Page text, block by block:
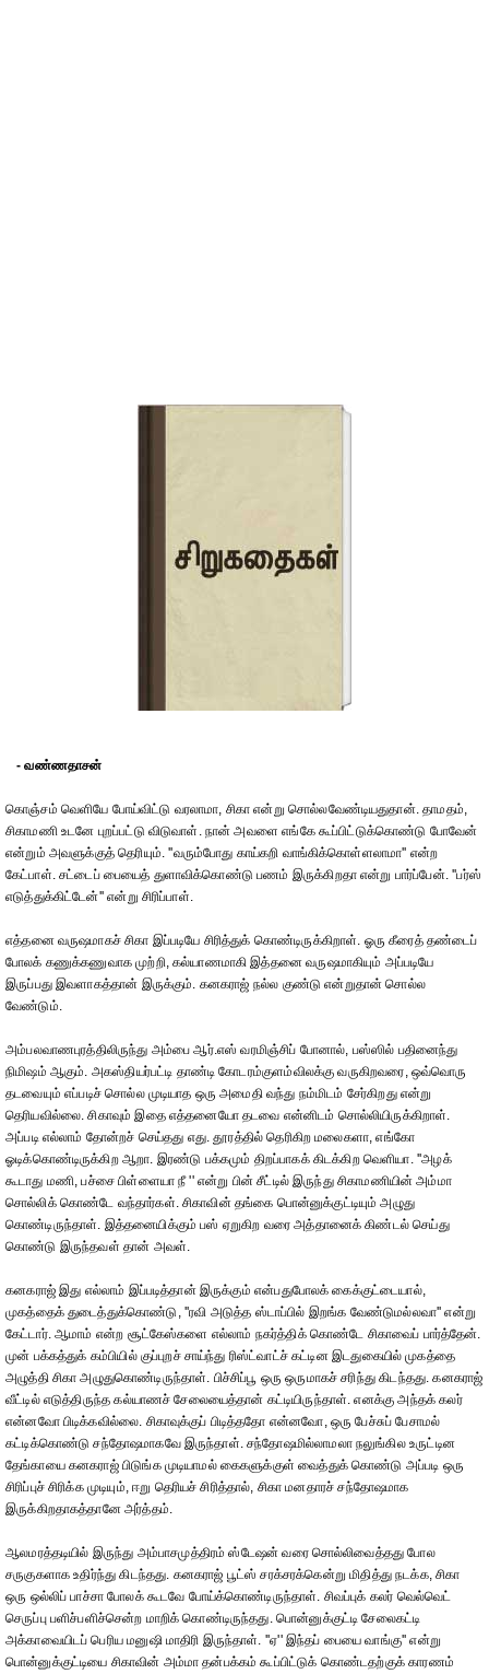
- வண்ணதாசன்
கொஞ்சம் வெளியே போய்விட்டு வரலாமா, சிகா என்று சொல்லவேண்டியதுதான். தாமதம்,
சிகாமணி உடனே புறப்பட்டு விடுவாள். நான் அவளை எங்கே கூப்பிட்டுக்கொண்டு போவேன்
என்றும் அவளுக்குத் தெரியும். ''வரும்போது காய்கறி வாங்கிக்கொள்ளலாமா'' என்ற
கேட்பாள். சட்டைப் பையைத் துளாவிக்கொண்டு பணம் இருக்கிறதா என்று பார்ப்பேன். ''பர்ஸ்
எடுத்துக்கிட்டேன்'' என்று சிரிப்பாள்.
எத்தனை வருஷமாகச் சிகா இப்படியே சிரித்துக் கொண்டிருக்கிறாள். ஓரு கீரைத் தண்டைப்
போலக் கணுக்கணுவாக முற்றி, கல்யாணமாகி இத்தனை வருஷமாகியும் அப்படியே
இருப்பது இவளாகத்தான் இருக்கும். கனகராஜ் நல்ல குண்டு என்றுதான் சொல்ல
வேண்டும்.
அம்பலவாணபுரத்திலிருந்து அம்பை ஆர்.எஸ் வரமிஞ்சிப் போனால், பஸ்ஸில் பதினைந்து
நிமிஷம் ஆகும். அகஸ்தியர்பட்டி தாண்டி கோடரம்குளம்விலக்கு வருகிறவரை, ஒவ்வொரு
தடவையும் எப்படிச் சொல்ல முடியாத ஒரு அமைதி வந்து நம்மிடம் சேர்கிறது என்று
தெரியவில்லை. சிகாவும் இதை எத்தனையோ தடவை என்னிடம் சொல்லியிருக்கிறாள்.
அப்படி எல்லாம் தோன்றச் செய்தது எது. தூரத்தில் தெரிகிற மலைகளா, எங்கோ
ஓடிக்கொண்டிருக்கிற ஆறா. இரண்டு பக்கமும் திறப்பாகக் கிடக்கிற வெளியா. ''அழக்
கூடாது மணி, பச்சை பிள்ளையா நீ '' என்று பின் சீட்டில் இருந்து சிகாமணியின் அம்மா
சொல்லிக் கொண்டே வந்தார்கள். சிகாவின் தங்கை பொன்னுக்குட்டியும் அழுது
கொண்டிருந்தாள். இத்தனையிக்கும் பஸ் ஏறுகிற வரை அத்தானைக் கிண்டல் செய்து
கொண்டு இருந்தவள் தான் அவள்.
கனகராஜ் இது எல்லாம் இப்படித்தான் இருக்கும் என்பதுபோலக் கைக்குட்டையால்,
முகத்தைக் துடைத்துக்கொண்டு, ''ரவி அடுத்த ஸ்டாப்பில் இறங்க வேண்டுமல்லவா'' என்று
கேட்டார். ஆமாம் என்ற சூட்கேஸ்களை எல்லாம் நகர்த்திக் கொண்டே சிகாவைப் பார்த்தேன்.
முன் பக்கத்துக் கம்பியில் குப்புறச் சாய்ந்து ரிஸ்ட்வாட்ச் கட்டின இடதுகையில் முகத்தை
அழுத்தி சிகா அழுதுகொண்டிருந்தாள். பிச்சிப்பூ ஒரு ஒருமாகச் சரிந்து கிடந்தது. கனகராஜ்
வீட்டில் எடுத்திருந்த கல்யாணச் சேலையைத்தான் கட்டியிருந்தாள். எனக்கு அந்தக் கலர்
என்னவோ பிடிக்கவில்லை. சிகாவுக்குப் பிடித்ததோ என்னவோ, ஒரு பேச்சுப் பேசாமல்
கட்டிக்கொண்டு சந்தோஷமாகவே இருந்தாள். சந்தோஷமில்லாமலா நலுங்கில உருட்டின
தேங்காயை கனகராஜ் பிடுங்க முடியாமல் கைகளுக்குள் வைத்துக் கொண்டு அப்படி ஒரு
சிரிப்புச் சிரிக்க முடியும், ஈறு தெரியச் சிரித்தால், சிகா மனதாரச் சந்தோஷமாக
இருக்கிறதாகத்தானே அர்த்தம்.
ஆலமரத்தடியில் இருந்து அம்பாசமுத்திரம் ஸ்டேஷன் வரை சொல்லிவைத்தது போல
சருகுகளாக உதிர்ந்து கிடந்தது. கனகராஜ் பூட்ஸ் சரக்சரக்கென்று மிதித்து நடக்க, சிகா
ஒரு ஒல்லிப் பாச்சா போலக் கூடவே போய்க்கொண்டிருந்தாள். சிவப்புக் கலர் வெல்வெட்
செருப்பு பளிச்பளிச்சென்ற மாறிக் கொண்டிருந்தது. பொன்னுக்குட்டி சேலைகட்டி
அக்காவையிடப் பெரிய மனுஷி மாதிரி இருந்தாள். ''ஏ'' இந்தப் பையை வாங்கு'' என்று
பொன்னுக்குட்டியை சிகாவின் அம்மா தன்பக்கம் கூப்பிட்டுக் கொண்டதற்குக் காரணம்